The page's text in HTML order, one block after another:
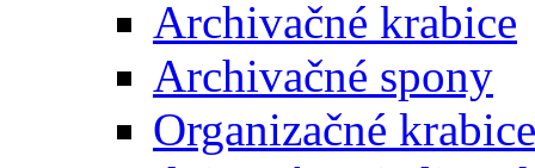
Archivačné krabice
Archivačné spony
Organizačné